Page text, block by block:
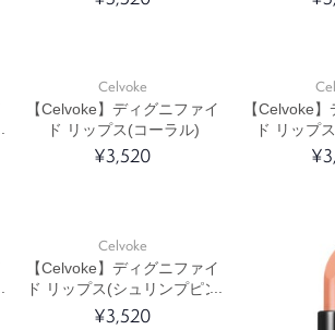
Celvoke
【Celvoke】ディグニファイ
ド リップス(コーラル)
¥3,520
【Celvoke
ド リップ
Celvoke
【Celvoke】ディグニファイ
ド リップス(シュリンプピン
ク)
¥3,520